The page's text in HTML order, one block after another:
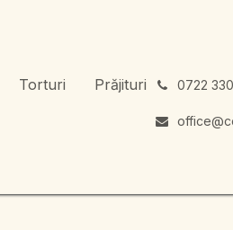
Torturi Prăjituri 0722